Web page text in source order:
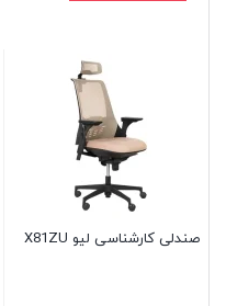
صندلی کارشناسی لیو X81ZU